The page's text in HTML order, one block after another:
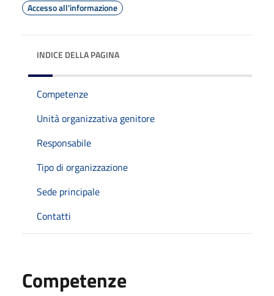
Accesso all'informazione
INDICE DELLA PAGINA
Competenze
Unità organizzativa genitore
Responsabile
Tipo di organizzazione
Sede principale
Contatti
Competenze